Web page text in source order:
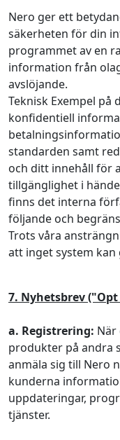
Nero ger ett
säkerheten för din
programmet av en
information från
avslöjande.
Teknisk Exempel
konfidentiell
standarden samt
och ditt innehåll för
tillgänglighet i
finns det interna
följande och
Trots våra
att inget system kan
7. Nyhetsbrev
a. Registrering: När
produkter på andra
anmäla sig till Nero
kunderna
uppdateringar,
tjänster.